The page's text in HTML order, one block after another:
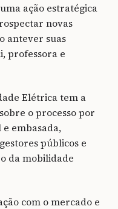
ação estratégica
novas
antever suas
professora e
Elétrica tem a
o processo por
embasada,
públicos e
da mobilidade
com o mercado e